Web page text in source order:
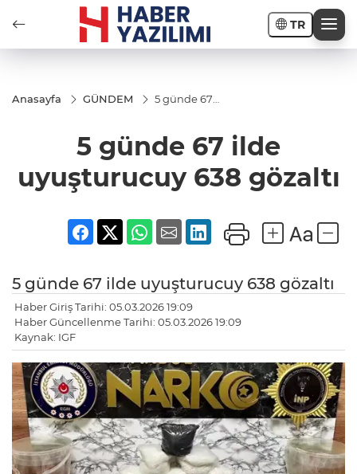
TR
Anasayfa GÜNDEM
5 günde 67
638 gözaltı
5 günde 67 ilde
uyuşturucuy 638 gözaltı
5 günde 67 ilde uyuşturucuy 638 gözaltı
Haber Giriş Tarihi: 05.03.2026 19:09
Haber Güncellenme Tarihi: 05.03.2026 19:09
Kaynak: IGF